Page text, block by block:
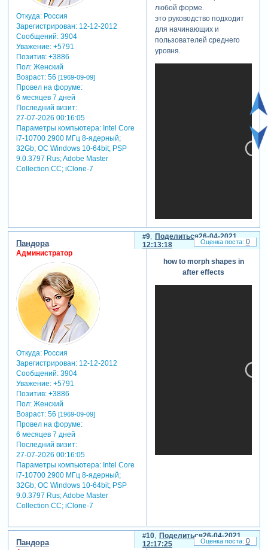
Откуда:Россия
Зарегистрирован: 12-12-2012
Сообщений:3904
Уважение: +5791
Позитив: +3886
Пол:Женский
Возраст:56 [1969-09-09]
Провел на форуме:
6 месяцев 7 дней
Последний визит:
27-07-2026 00:16:05
Параметры компьютера:Intel Core
i7-10700 2900 МГц 8-ядерный;
32Gb; ОС Windows 10-64bit; PSP
9.0.3797 Rus; Adobe Master
Collection СС; iClone-7
любой форме.
это руководство подходит
для начинающих и
пользователей среднего
уровня.
Поделиться
9
26-04-2021
12:13:18
Пандора
Администратор
Откуда:Россия
Зарегистрирован: 12-12-2012
Сообщений:3904
Уважение: +5791
Позитив: +3886
Пол:Женский
Возраст:56 [1969-09-09]
Провел на форуме:
6 месяцев 7 дней
Последний визит:
27-07-2026 00:16:05
Параметры компьютера:Intel Core
i7-10700 2900 МГц 8-ядерный;
32Gb; ОС Windows 10-64bit; PSP
9.0.3797 Rus; Adobe Master
Collection СС; iClone-7
how to morph shapes in
after effects
0
Поделиться
10
26-04-2021
12:17:25
Пандора 0